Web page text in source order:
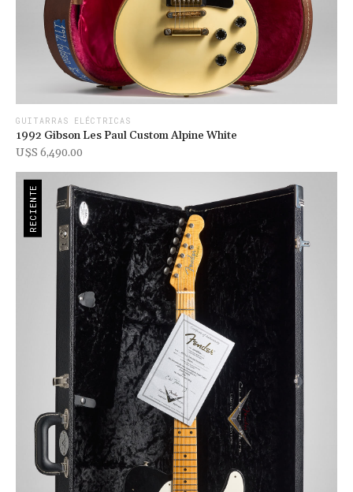
GUITARRAS ELÉCTRICAS
1992 Gibson Les Paul Custom Alpine White
U$s 6,490.00
RECIENTE